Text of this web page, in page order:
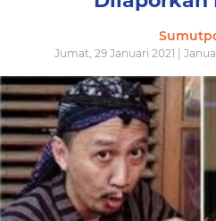
Jumat, 29 Januari 2021 |